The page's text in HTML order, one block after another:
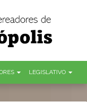
LEGISLATIVO